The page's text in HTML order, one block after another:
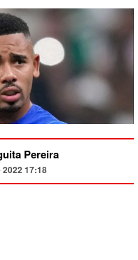
Pereira
17:18